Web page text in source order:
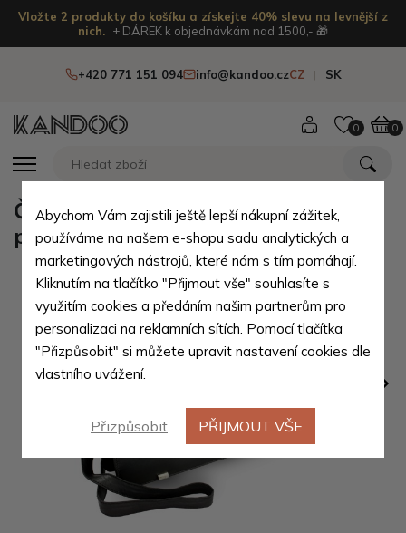
Vložte 2 produkty do košíku a získejte 40% slevu na levnější z
nich.
+ DÁREK k objednávkám nad 1500,- 🎁
+420 771 151 094 info@kandoo.czCZ SK
0 0
Černá manažerská aktovka z
pravé kůže Monades
Abychom Vám zajistili ještě lepší nákupní zážitek,
používáme na našem e-shopu sadu analytických a
marketingových nástrojů, které nám s tím pomáhají.
Kliknutím na tlačítko "Přijmout vše" souhlasíte s
využitím cookies a předáním našim partnerům pro
personalizaci na reklamních sítích. Pomocí tlačítka
"Přizpůsobit" si můžete upravit nastavení cookies dle
vlastního uvážení.
Přizpůsobit PŘIJMOUT VŠE